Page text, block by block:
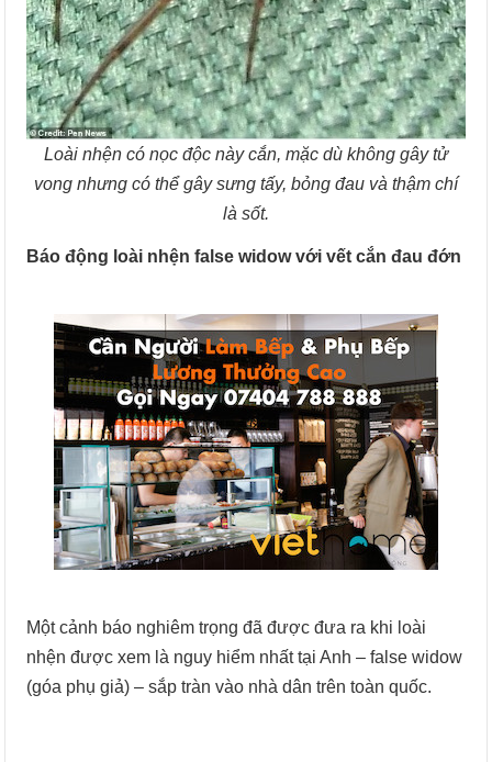
Loài nhện có nọc độc này cắn, mặc dù không gây tử
vong nhưng có thể gây sưng tấy, bỏng đau và thậm chí
là sốt.
Báo động loài nhện false widow với vết cắn đau đớn
Một cảnh báo nghiêm trọng đã được đưa ra khi loài
nhện được xem là nguy hiểm nhất tại Anh – false widow
(góa phụ giả) – sắp tràn vào nhà dân trên toàn quốc.